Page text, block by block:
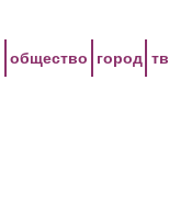
общество город